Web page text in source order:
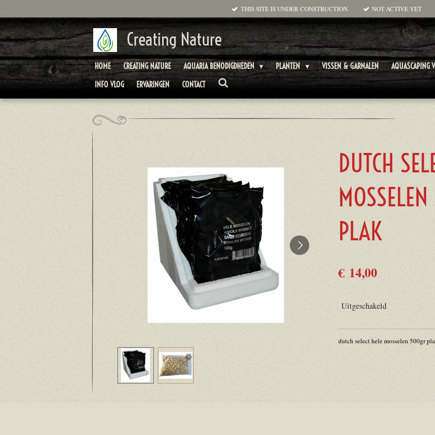
naar
de
hoofdinhoud
THIS SITE IS UNDER CONSTRUCTION. NOT ACTIVE YET
Creating Nature
HOME CREATING NATURE AQUARIA BENODIGDHEDEN PLANTEN VISSEN & GARNALEN
AQUASCAPING
INFO VLOG
ERVARINGEN CONTACT
DUTCH
PLAK
€ 14,00
Uitgeschakeld
dutch select hele mosselen 500gr